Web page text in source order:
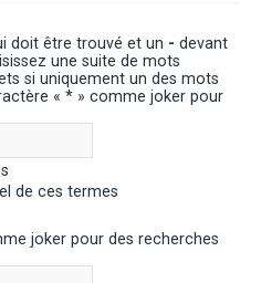
doit être trouvé et un - devant
une suite de mots
si uniquement un des mots
« * » comme joker pour
de ces termes
joker pour des recherches